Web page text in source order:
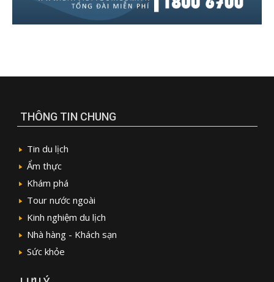
THÔNG TIN CHUNG
Tin du lịch
Ẩm thực
Khám phá
Tour nước ngoài
Kinh nghiệm du lịch
Nhà hàng - Khách sạn
Sức khỏe